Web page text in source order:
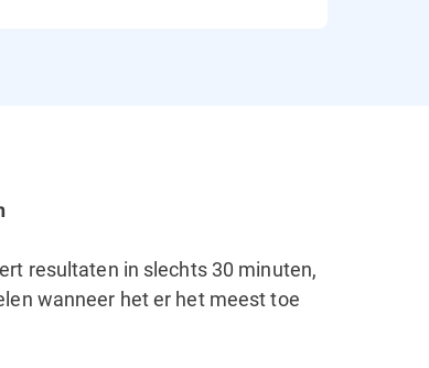
resultaten in slechts 30 minuten,
wanneer het er het meest toe